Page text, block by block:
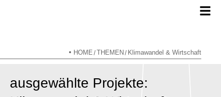
HOME /THEMEN / Klimawandel & Wirtschaft
ausgewählte Projekte: